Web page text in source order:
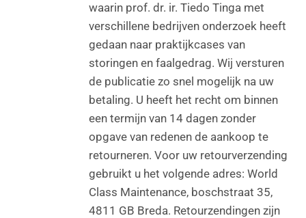
waarin prof. dr. ir. Tiedo Tinga met
verschillene bedrijven onderzoek heeft
gedaan naar praktijkcases van
storingen en faalgedrag. Wij versturen
de publicatie zo snel mogelijk na uw
betaling. U heeft het recht om binnen
een termijn van 14 dagen zonder
opgave van redenen de aankoop te
retourneren. Voor uw retourverzending
gebruikt u het volgende adres: World
Class Maintenance, boschstraat 35,
4811 GB Breda. Retourzendingen zijn